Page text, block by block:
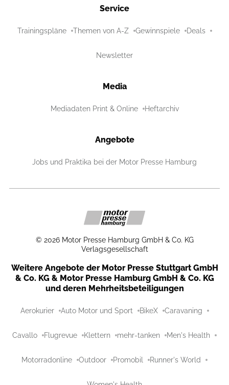
Service
Trainingspläne Themen von A-Z Gewinnspiele Deals
Newsletter
Media
Mediadaten Print & Online Heftarchiv
Angebote
Jobs und Praktika bei der Motor Presse Hamburg
© 2026 Motor Presse Hamburg GmbH & Co. KG
Verlagsgesellschaft
Weitere Angebote der Motor Presse Stuttgart GmbH
& Co. KG & Motor Presse Hamburg GmbH & Co. KG
und deren Mehrheitsbeteiligungen
Aerokurier Auto Motor und Sport BikeX Caravaning
Cavallo Flugrevue Klettern mehr-tanken Men's Health
Motorradonline Outdoor Promobil Runner's World